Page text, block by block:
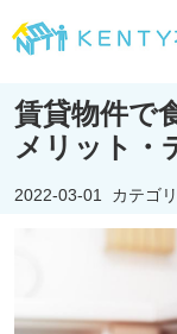
賃貸物件で
メリット・
2022-03-01 カテゴリ